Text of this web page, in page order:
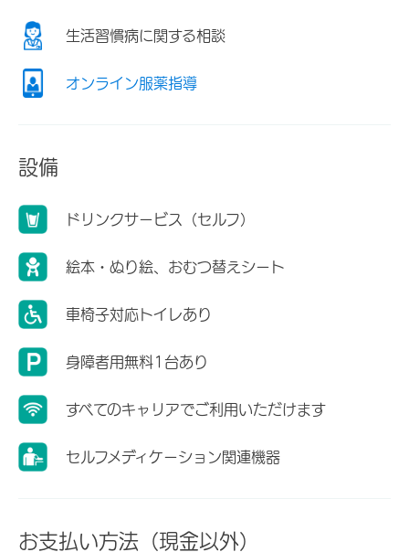
生活習慣病に関する相談
オンライン服薬指導
設備
ドリンクサービス（セルフ）
絵本・ぬり絵、おむつ替えシート
車椅子対応トイレあり
身障者用無料1台あり
すべてのキャリアでご利用いただけます
セルフメディケーション関連機器
お支払い方法（現金以外）